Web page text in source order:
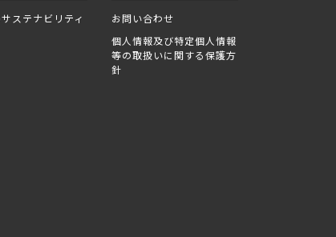
ステナビリティ
お問い合わせ
個人情報及び特定個人情報
等の取扱いに関する保護方
針